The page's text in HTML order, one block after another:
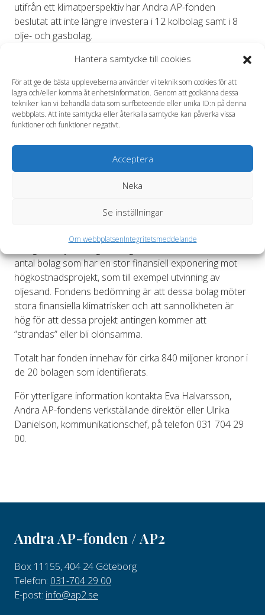
Hantera samtycke till cookies
För att ge de bästa upplevelserna använder vi teknik som cookies för att
lagra och/eller komma åt enhetsinformation. Genom att godkänna dessa
tekniker kan vi behandla data som surfbeteende eller unika ID:n på denna
webbplats. Att inte samtycka eller återkalla samtycke kan påverka vissa
funktioner och funktioner negativt.
Acceptera
Neka
Se inställningar
Om webbplatsenIntegritetsmeddelande
utifrån ett klimatperspektiv har Andra AP-fonden
beslutat att inte längre investera i 12 kolbolag samt i 8
olje- och gasbolag.
– Vår utgångspunkt för analysen har varit att bedöma de
Genom att inte investera i ett antal bolag minskar vår risk
gentemot fossil energi. Beslutet bidrar till att skydda
fondens långsiktiga avkastning, säger Eva Halvarsson,
VD för Andra AP-fonden.
De kolbolag som har identifierats har en omsättning
som i huvudsak kommer från försäljning av energikol.
Dessa bolag möter stora finansiella klimatrisker på
påverkar efterfrågan. Dessutom är elproduktion från kol
antal bolag som har en stor finansiell exponering mot
högkostnadsprojekt, som till exempel utvinning av
oljesand. Fondens bedömning är att dessa bolag möter
stora finansiella klimatrisker och att sannolikheten är
hög för att dessa projekt antingen kommer att
”strandas” eller bli olönsamma.
Totalt har fonden innehav för cirka 840 miljoner kronor i
de 20 bolagen som identifierats.
För ytterligare information kontakta Eva Halvarsson,
Andra AP-fondens verkställande direktör eller Ulrika
Danielson, kommunikationschef, på telefon 031 704 29
00.
Andra AP-fonden / AP2
Box 11155, 404 24 Göteborg
Telefon: 031-704 29 00
E-post: info@ap2.se